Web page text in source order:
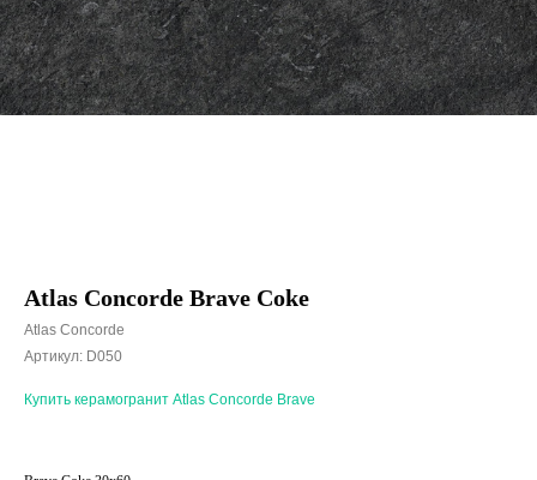
Atlas Concorde Brave Coke
Atlas Concorde
Артикул: D050
Купить керамогранит Atlas Concorde Brave